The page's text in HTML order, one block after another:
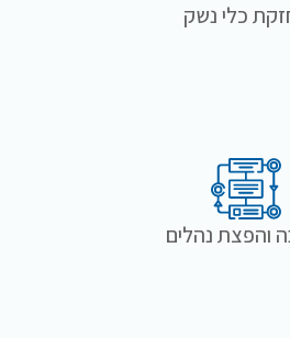
כלי נשק
והפצת נהלים